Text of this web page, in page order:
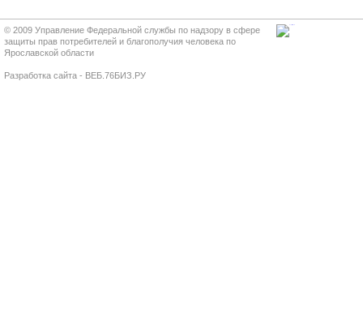
© 2009 Управление Федеральной службы по надзору в сфере
защиты прав потребителей и благополучия человека по
Ярославской области
Разработка сайта - ВЕБ.76БИЗ.РУ